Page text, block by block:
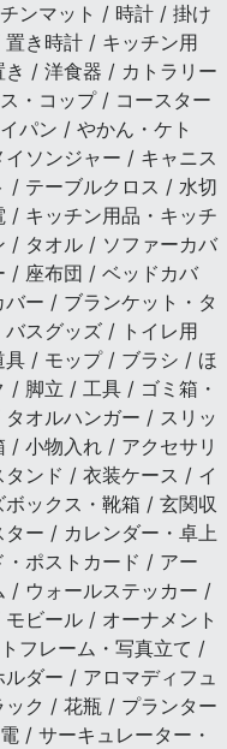
ンマット / 時計 / 掛け
き時計 / キッチン用
/ 洋食器 / カトラリー
・コップ / コースター
パン / やかん・ケト
ソンジャー / キャニス
/ テーブルクロス / 水切
/ キッチン用品・キッチ
/ タオル / ソファーカバ
/ 座布団 / ベッドカバ
ー / ブランケット・タ
スグッズ / トイレ用
具 / モップ / ブラシ / ほ
/ 脚立 / 工具 / ゴミ箱・
オルハンガー / スリッ
/ 小物入れ / アクセサリ
ンド / 衣装ケース / イ
ックス・靴箱 / 玄関収
ー / カレンダー・卓上
ポストカード / アー
/ ウォールステッカー /
ビール / オーナメント
フレーム・写真立て /
ダー / アロマディフュ
ク / 花瓶 / プランター
/ サーキュレーター・